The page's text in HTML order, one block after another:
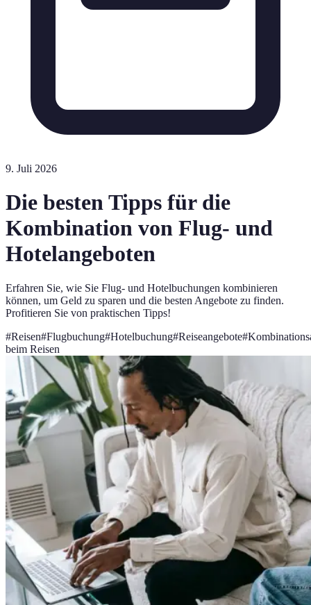
9. Juli 2026
Die besten Tipps für die
Kombination von Flug- und
Hotelangeboten
Erfahren Sie, wie Sie Flug- und Hotelbuchungen kombinieren
können, um Geld zu sparen und die besten Angebote zu finden.
Profitieren Sie von praktischen Tipps!
#Reisen#Flugbuchung#Hotelbuchung#Reiseangebote#
beim Reisen